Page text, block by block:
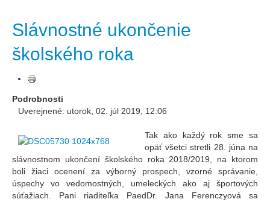
Slávnostné ukončenie
školského roka
Podrobnosti
Uverejnené: utorok, 02. júl 2019, 12:06
Tak ako každý rok sme sa
opäť všetci stretli 28. júna na
slávnostnom ukončení školského roka 2018/2019, na ktorom
boli žiaci ocenení za výborný prospech, vzorné správanie,
úspechy vo vedomostných, umeleckých ako aj športových
súťažiach. Pani riaditeľka PaedDr. Jana Ferenczyová sa